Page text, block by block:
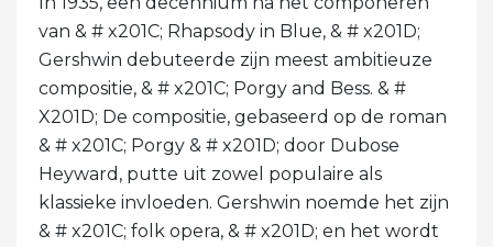
van & # x201C; Rhapsody in Blue, & # x201D;
Gershwin debuteerde zijn meest ambitieuze
compositie, & # x201C; Porgy and Bess. & #
X201D; De compositie, gebaseerd op de roman
& # x201C; Porgy & # x201D; door Dubose
Heyward, putte uit zowel populaire als
klassieke invloeden. Gershwin noemde het zijn
& # x201C; folk opera, & # x201D; en het wordt